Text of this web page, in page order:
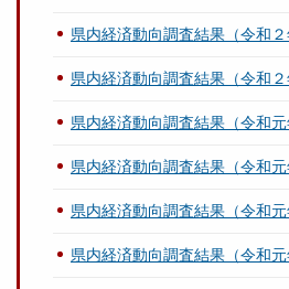
県内経済動向調査結果（令和２
県内経済動向調査結果（令和２
県内経済動向調査結果（令和元
県内経済動向調査結果（令和元
県内経済動向調査結果（令和元
県内経済動向調査結果（令和元